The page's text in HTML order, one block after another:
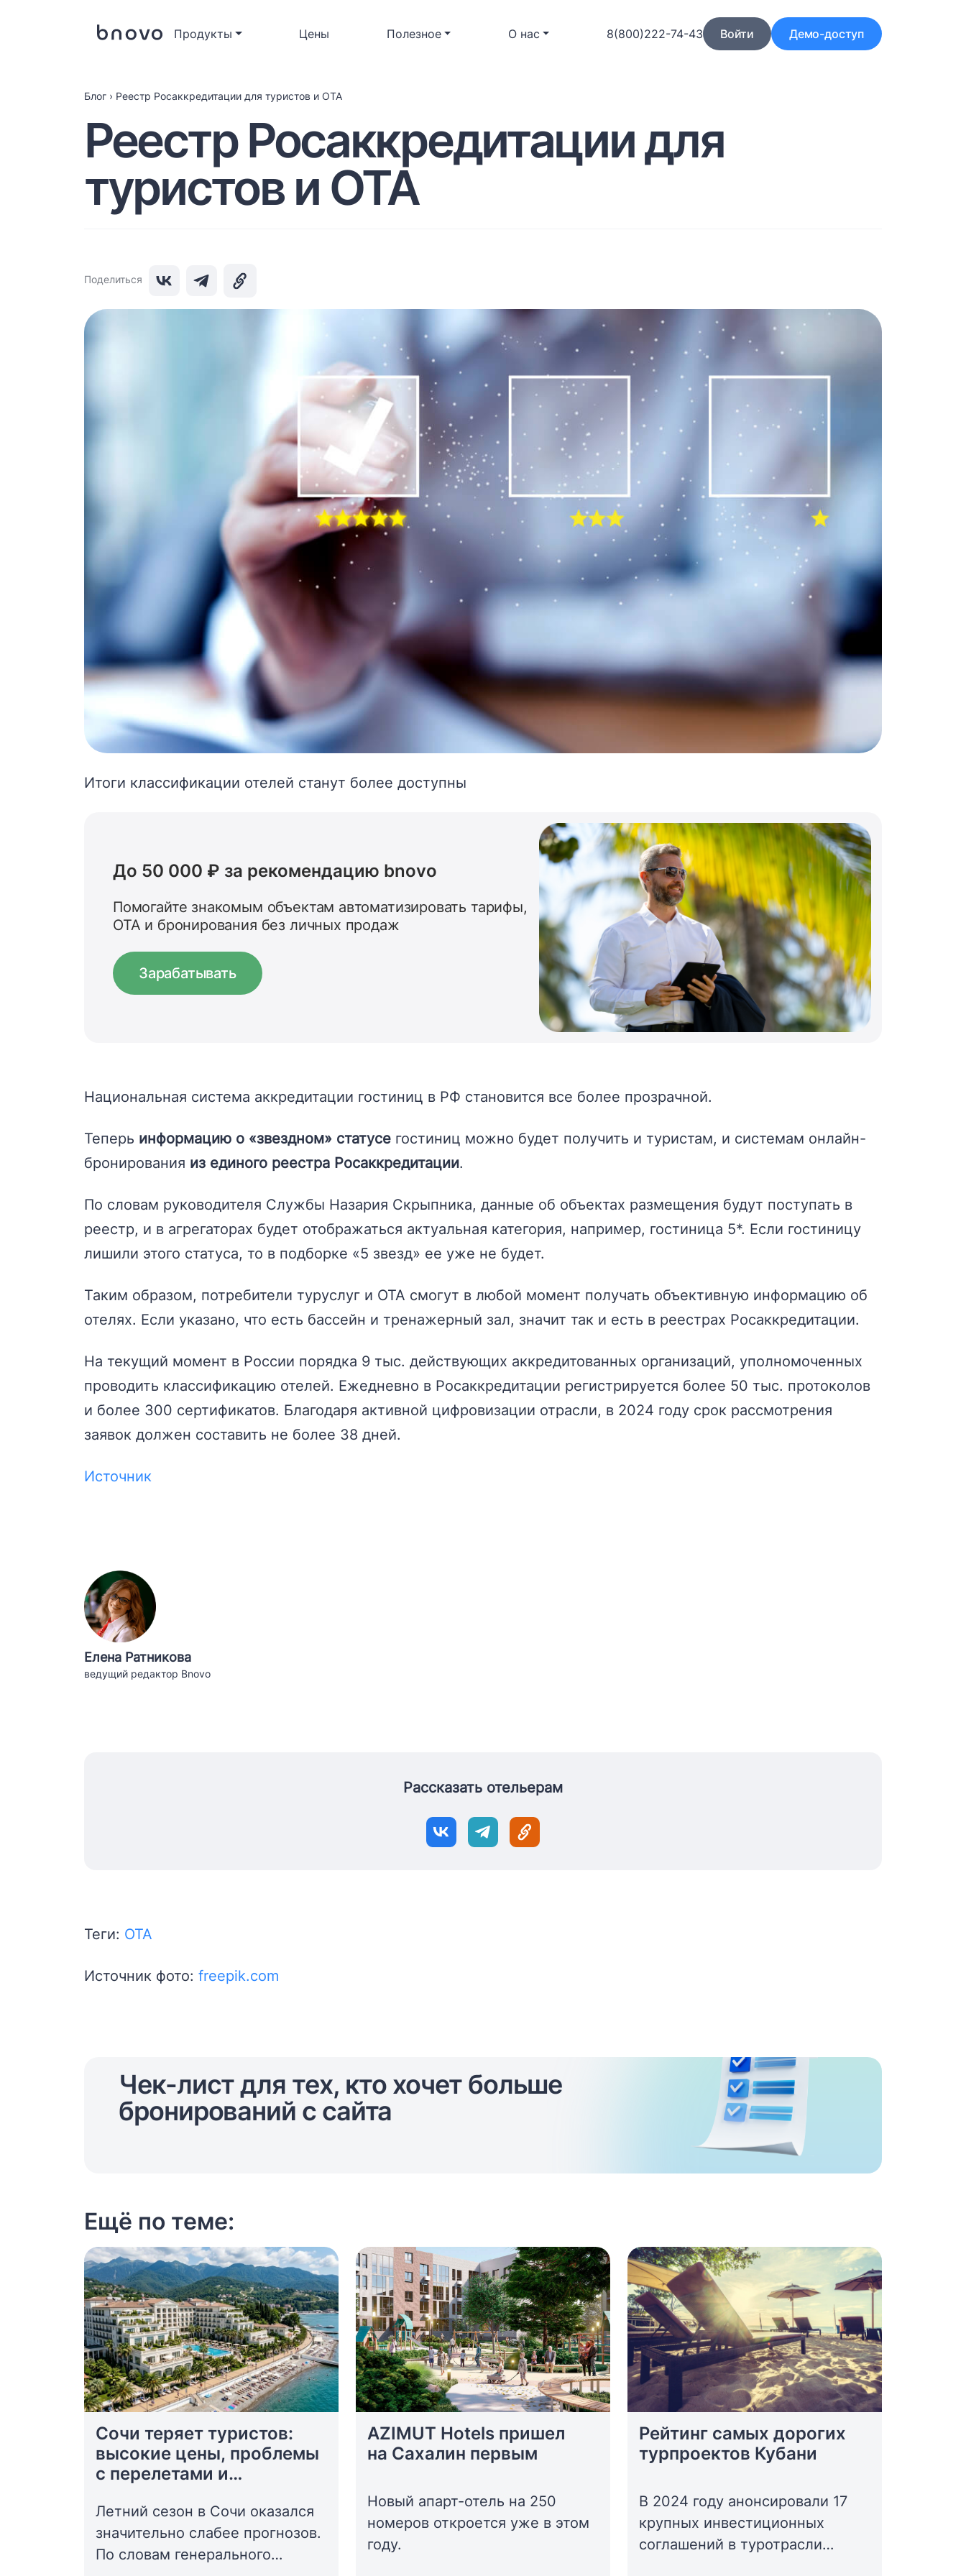
Продукты Цены Полезное О нас 8(800)222-74-43 Войти Демо-доступ
Блог › Реестр Росаккредитации для туристов и OTA
Реестр Росаккредитации для
туристов и OTA
Поделиться
Итоги классификации отелей станут более доступны
До 50 000 ₽ за рекомендацию bnovo
Помогайте знакомым объектам автоматизировать тарифы,
OTA и бронирования без личных продаж
Зарабатывать
Национальная система аккредитации гостиниц в РФ становится все более прозрачной.
Теперь информацию о «звездном» статусе гостиниц можно будет получить и туристам, и системам онлайн-
бронирования из единого реестра Росаккредитации.
По словам руководителя Службы Назария Скрыпника, данные об объектах размещения будут поступать в
реестр, и в агрегаторах будет отображаться актуальная категория, например, гостиница 5*. Если гостиницу
лишили этого статуса, то в подборке «5 звезд» ее уже не будет.
Таким образом, потребители туруслуг и OTA смогут в любой момент получать объективную информацию об
отелях. Если указано, что есть бассейн и тренажерный зал, значит так и есть в реестрах Росаккредитации.
На текущий момент в России порядка 9 тыс. действующих аккредитованных организаций, уполномоченных
проводить классификацию отелей. Ежедневно в Росаккредитации регистрируется более 50 тыс. протоколов
и более 300 сертификатов. Благодаря активной цифровизации отрасли, в 2024 году срок рассмотрения
заявок должен составить не более 38 дней.
Источник
Елена Ратникова
ведущий редактор Bnovo
Рассказать отельерам
Теги: ОТА
Источник фото: freepik.com
Чек-лист для тех, кто хочет больше
бронирований с сайта
Ещё по теме:
Сочи теряет туристов:
высокие цены, проблемы
с перелетами и
ударили по курорту
Летний сезон в Сочи оказался
значительно слабее прогнозов.
По словам генерального
AZIMUT Hotels пришел
на Сахалин первым
Новый апарт-отель на 250
номеров откроется уже в этом
году.
Рейтинг самых дорогих
турпроектов Кубани
В 2024 году анонсировали 17
крупных инвестиционных
соглашений в туротрасли